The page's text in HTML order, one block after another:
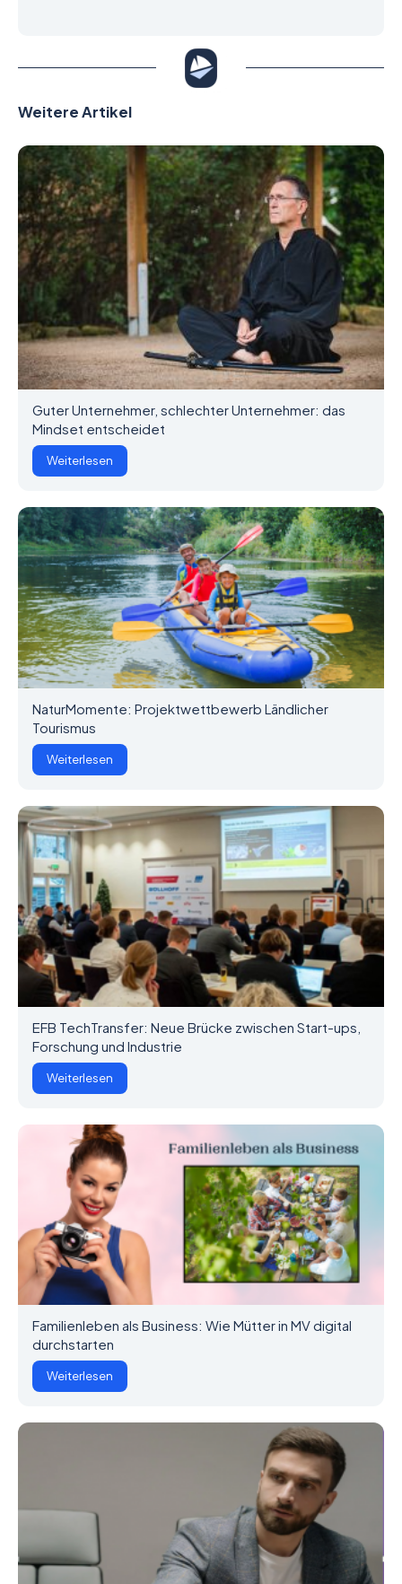
Weitere Artikel
Guter Unternehmer, schlechter Unternehmer: das
Mindset entscheidet
Weiterlesen
NaturMomente: Projektwettbewerb Ländlicher
Tourismus
Weiterlesen
EFB TechTransfer: Neue Brücke zwischen Start-ups,
Forschung und Industrie
Weiterlesen
Familienleben als Business: Wie Mütter in MV digital
durchstarten
Weiterlesen